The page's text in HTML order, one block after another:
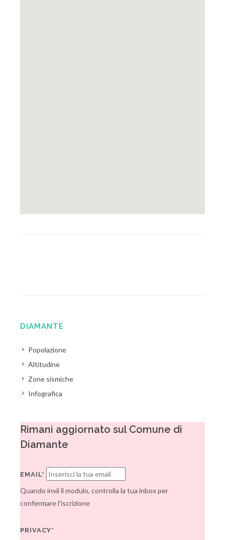
DIAMANTE
Popolazione
Altitudine
Zone sismiche
Infografica
Rimani aggiornato sul Comune di
Diamante
EMAIL*
Quando invii il modulo, controlla la tua inbox per
confermare l'iscrizione
PRIVACY*